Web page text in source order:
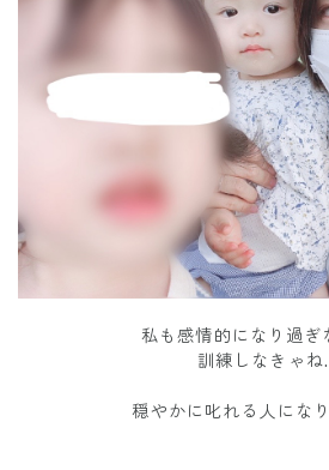
私も感情的になり過ぎ
訓練しなきゃ
穏やかに叱れる人にな